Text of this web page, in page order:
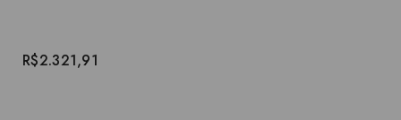
R$2.321,91